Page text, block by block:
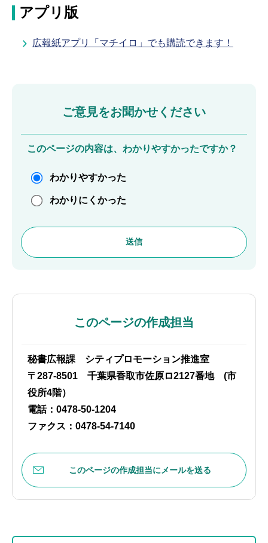
アプリ版
広報紙アプリ「マチイロ」でも購読できます！
ご意見をお聞かせください
このページの内容は、わかりやすかったですか？
わかりやすかった
わかりにくかった
このページの作成担当
秘書広報課 シティプロモーション推進室
〒287-8501 千葉県香取市佐原ロ2127番地 (市
役所4階）
電話：0478-50-1204
ファクス：0478-54-7140
このページの作成担当にメールを送る